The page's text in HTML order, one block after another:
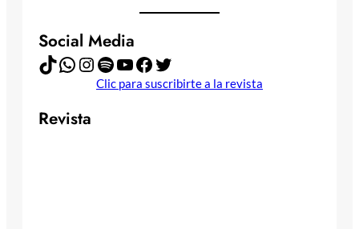
Social Media
TikTok WhatsApp Instagram Spotify YouTube Facebook Twitter
Clic para suscribirte a la revista
Revista